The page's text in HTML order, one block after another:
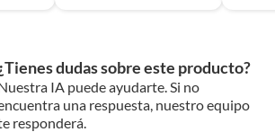
dudas sobre este producto?
IA puede ayudarte. Si no
una respuesta, nuestro equipo
responderá.